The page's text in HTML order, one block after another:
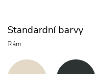
Standardní barvy
Rám